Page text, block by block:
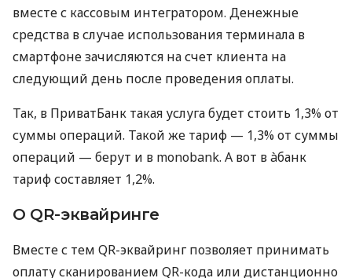
вместе с кассовым интегратором. Денежные
средства в случае использования терминала в
смартфоне зачисляются на счет клиента на
следующий день после проведения оплаты.
Так, в ПриватБанк такая услуга будет стоить 1,3% от
суммы операций. Такой же тариф — 1,3% от суммы
операций — берут и в monobank. А вот в àбанк
тариф составляет 1,2%.
О QR-эквайринге
Вместе с тем QR-эквайринг позволяет принимать
оплату сканированием QR-кода или дистанционно